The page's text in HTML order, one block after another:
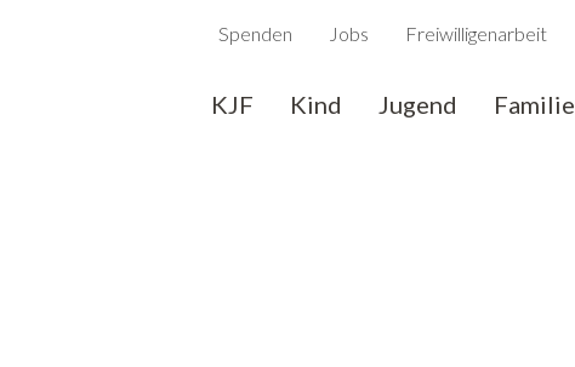
Spenden Jobs Freiwilligenarbeit
KJF Kind Jugend Familie